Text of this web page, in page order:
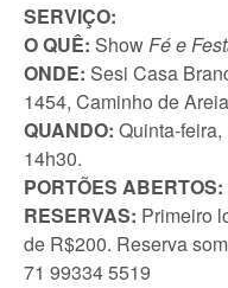
SERVIÇO:
O QUÊ: Show Fé e
ONDE: Sesi Casa
1454, Caminho de
QUANDO: Quinta-
14h30.
PORTÕES ABERTOS:
RESERVAS: Primeiro
de R$200. Reserva
71 99334 5519